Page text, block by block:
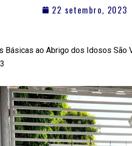
22 setembro, 2023
Básicas ao Abrigo dos Idosos São